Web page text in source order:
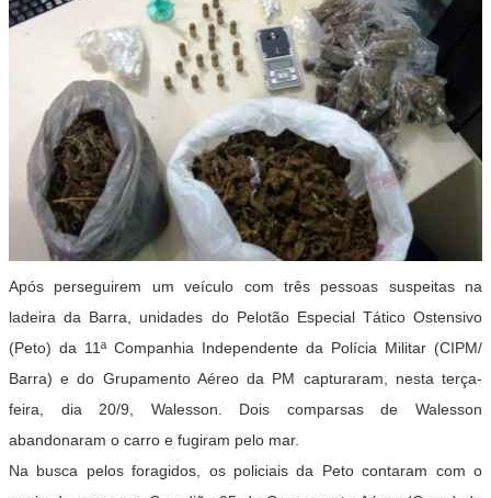
Após perseguirem um veículo com três pessoas suspeitas na
ladeira da Barra, unidades do Pelotão Especial Tático Ostensivo
(Peto) da 11ª Companhia Independente da Polícia Militar (CIPM/
Barra) e do Grupamento Aéreo da PM capturaram, nesta terça-
feira, dia 20/9, Walesson. Dois comparsas de Walesson
abandonaram o carro e fugiram pelo mar.
Na busca pelos foragidos, os policiais da Peto contaram com o